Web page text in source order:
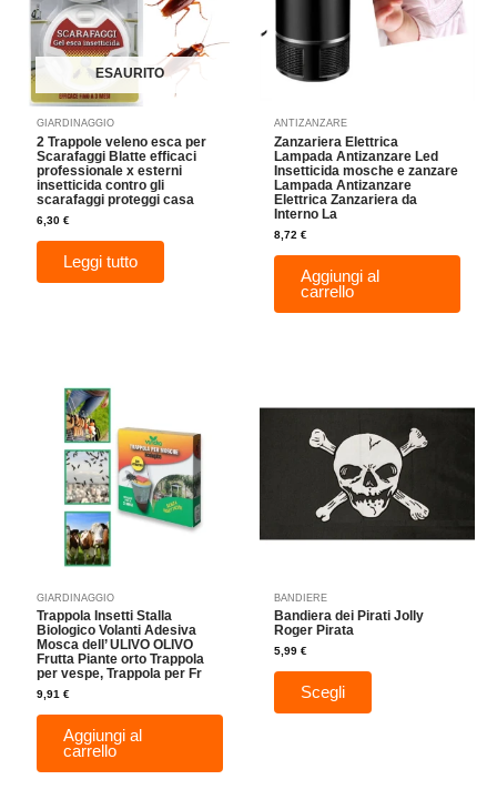
ESAURITO
GIARDINAGGIO
2 Trappole veleno esca per
Scarafaggi Blatte efficaci
professionale x esterni
insetticida contro gli
scarafaggi proteggi casa
6,30€
Leggi tutto
ANTIZANZARE
Zanzariera Elettrica
Lampada Antizanzare Led
Insetticida mosche e zanzare
Lampada Antizanzare
Elettrica Zanzariera da
Interno La
8,72€
Aggiungi al
carrello
GIARDINAGGIO
Trappola Insetti Stalla
Biologico Volanti Adesiva
Mosca dell’ ULIVO OLIVO
Frutta Piante orto Trappola
per vespe, Trappola per Fr
9,91€
Aggiungi al
carrello
BANDIERE
Bandiera dei Pirati Jolly
Roger Pirata
5,99€
Scegli
più
varianti.
Le
opzioni
possono
essere